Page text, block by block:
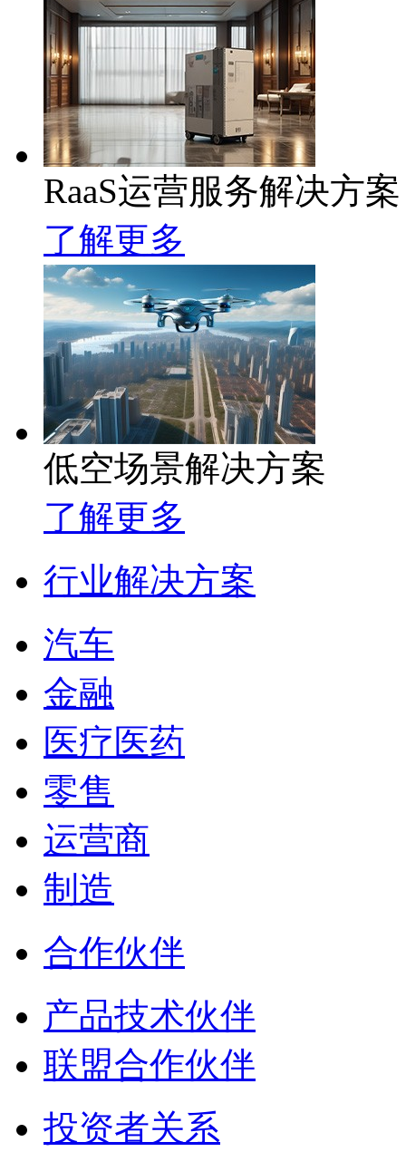
RaaS运营服务解决方案
了解更多
低空场景解决方案
了解更多
行业解决方案
汽车
金融
医疗医药
零售
运营商
制造
合作伙伴
产品技术伙伴
联盟合作伙伴
投资者关系